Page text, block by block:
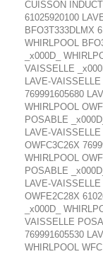
CUISSON
61025920100
BFO3T333DLMX
WHIRLPOOL
_x000D_
VAISSELLE
LAVE-
769991605680
WHIRLPOOL
POSABLE
LAVE-
OWFC3C26X
WHIRLPOOL
POSABLE
LAVE-
OWFE2C28X
_x000D_
VAISSELLE
769991605530
WHIRLPOOL